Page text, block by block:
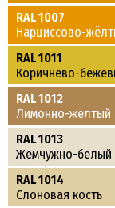
RAL 1007
Нарциссово-
RAL 1011
Коричнево-
RAL 1012
Лимонно-жёлтый
RAL 1013
Жемчужно-белый
RAL 1014
Слоновая кость